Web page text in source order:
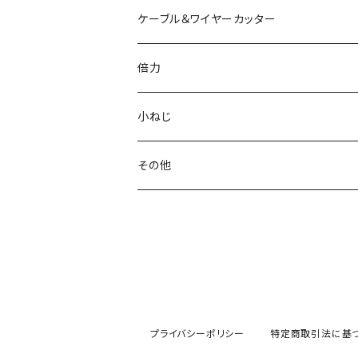
電工パワーニッパ
模型プロ ニッパ
ミニマイクロニッパ
マイクロニッパ
ハイプラスチックニッパ
スリムプラスチックニッパ
斜プラスチックニッパ
エッジプラスチックニッパ
電工パワーペンチ
マイクロラジオペンチ
ニードルノーズプライヤー
リードペンチ
ステンレス製ラジオペンチ
ミニプラスチックニッパ
エッジニッパ
ニードルノーズプライヤー
ミニリードペンチ
ニッパ
プラスチックニッパ
ラジオペンチ
リードペンチ
ケーブル＆ワイヤーカッター
電工Fペンチ
ケーブルカッター
ワイヤーカッター
倍力
グリーンシリーズ
ジュエリーカッター
小ねじ
トラスねじバイス
その他
プライバシーポリシー 特定商取引法に基